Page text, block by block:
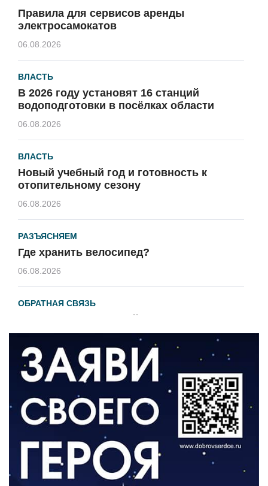
Правила для сервисов аренды
электросамокатов
06.08.2026
ВЛАСТЬ
В 2026 году установят 16 станций
водоподготовки в посёлках области
06.08.2026
ВЛАСТЬ
Новый учебный год и готовность к
отопительному сезону
06.08.2026
РАЗЪЯСНЯЕМ
Где хранить велосипед?
06.08.2026
ОБРАТНАЯ СВЯЗЬ
ВЛАСТЬ
День памяти и «Симфония народов»
06.08.2026
Новый настил на экотропе
05.08.2026